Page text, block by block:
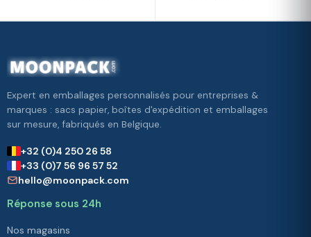
Expert en emballages personnalisés pour entreprises &
marques : sacs papier, boîtes d'expédition et emballages
sur mesure, fabriqués en Belgique.
+32 (0)4 250 26 58
+33 (0)7 56 96 57 52
hello@moonpack.com
Réponse sous 24h
Nos magasins